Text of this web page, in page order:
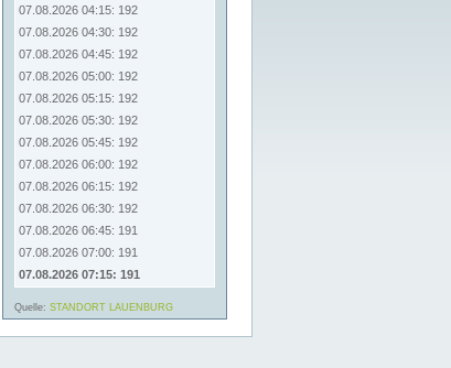
07.08.2026 04:15: 192
07.08.2026 04:30: 192
07.08.2026 04:45: 192
07.08.2026 05:00: 192
07.08.2026 05:15: 192
07.08.2026 05:30: 192
07.08.2026 05:45: 192
07.08.2026 06:00: 192
07.08.2026 06:15: 192
07.08.2026 06:30: 192
07.08.2026 06:45: 191
07.08.2026 07:00: 191
07.08.2026 07:15: 191
Quelle: STANDORT LAUENBURG